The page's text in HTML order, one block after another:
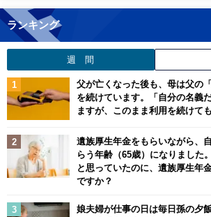
ランキング
週 間
父が亡くなった後も、母は父の
を続けています。「自分の名義
ますが、このまま利用を続けて
遺族厚生年金をもらいながら、
らう年齢（65歳）になりました
と思っていたのに、遺族厚生年
ですか？
娘夫婦が仕事の日は毎日孫の夕